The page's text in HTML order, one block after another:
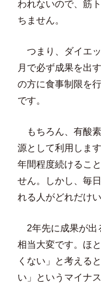
われないので、筋
ちません。
つまり、ダイエ
月で必ず成果を出
の方に食事制限を
です。
もちろん、有酸
源として利用しま
年間程度続けるこ
せん。しかし、毎
れる人がどれだけ
2年先に成果が出
相当大変です。ほ
くない」と考える
い」というマイナ